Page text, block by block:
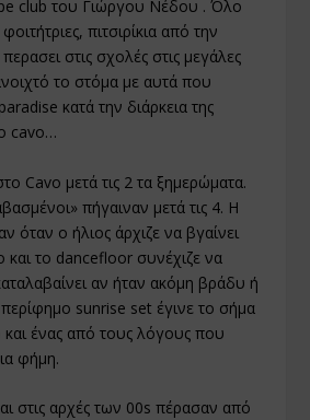
club του Γιώργου Νέδου . Όλο
πιτσιρίκια από την
στις σχολές στις μεγάλες
το στόμα με αυτά που
κατά την διάρκεια της
cavo…
Cavo μετά τις 2 τα ξημερώματα.
πήγαιναν μετά τις 4. Η
όταν ο ήλιος άρχιζε να βγαίνει
και το dancefloor συνέχιζε να
αν ήταν ακόμη βράδυ ή
sunrise set έγινε το σήμα
και ένας από τους λόγους που
φήμη.
στις αρχές των 00s πέρασαν από